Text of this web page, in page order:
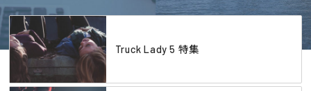
Truck Lady 5 特集